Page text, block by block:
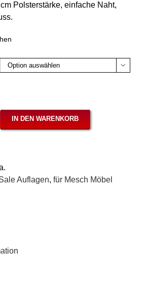
Polsterstärke, einfache Naht,

IN DEN WARENKORB
Auflagen, für Mesch Möbel